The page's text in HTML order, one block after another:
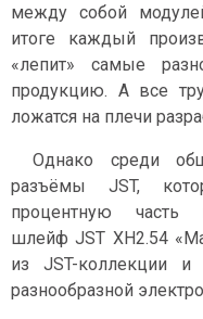
между собой
итоге каждый
«лепит» самые
продукцию. А все
ложатся на плечи
Однако среди
разъёмы JST,
процентную часть
шлейф JST XH2.54
из JST-коллекции и
разнообразной